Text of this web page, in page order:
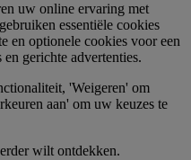
uw online ervaring met
essentiële cookies
en optionele cookies voor een
en gerichte advertenties.
'Weigeren' om
aan' om uw keuzes te
wilt ontdekken.​